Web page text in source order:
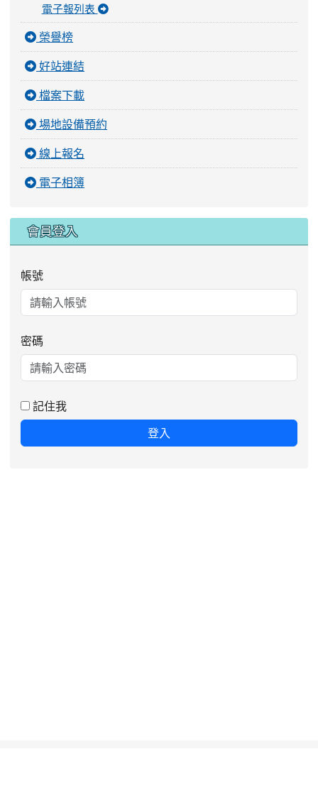
電子報列表
榮譽榜
好站連結
檔案下載
場地設備預約
線上報名
電子相簿
會員登入
帳號
密碼
記住我
登入